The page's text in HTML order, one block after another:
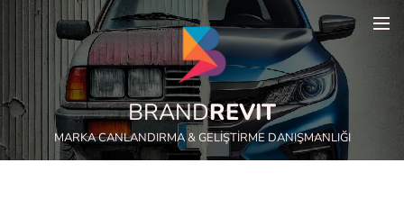
BRANDREVIT
MARKA CANLANDIRMA & GELİŞTİRME DANIŞMANLIĞI